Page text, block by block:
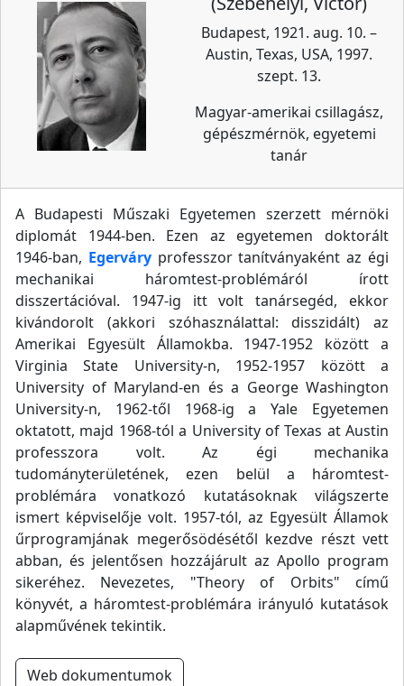
Budapest, 1921. aug. 10. –
Austin, Texas, USA, 1997.
szept. 13.
Magyar-amerikai csillagász,
gépészmérnök, egyetemi
tanár
A Budapesti Műszaki Egyetemen szerzett mérnöki
diplomát 1944-ben. Ezen az egyetemen doktorált
1946-ban, Egerváryprofesszor tanítványaként az égi
mechanikai háromtest-problémáról írott
disszertációval. 1947-ig itt volt tanársegéd, ekkor
kivándorolt (akkori szóhasználattal: disszidált) az
Amerikai Egyesült Államokba. 1947-1952 között a
Virginia State University-n, 1952-1957 között a
University of Maryland-en és a George Washington
University-n, 1962-től 1968-ig a Yale Egyetemen
oktatott, majd 1968-tól a University of Texas at Austin
professzora volt. Az égi mechanika
tudományterületének, ezen belül a háromtest-
problémára vonatkozó kutatásoknak világszerte
ismert képviselője volt. 1957-tól, az Egyesült Államok
űrprogramjának megerősödésétől kezdve részt vett
abban, és jelentősen hozzájárult az Apollo program
sikeréhez. Nevezetes, "Theory of Orbits" című
könyvét, a háromtest-problémára irányuló kutatások
alapművének tekintik.
Web dokumentumok